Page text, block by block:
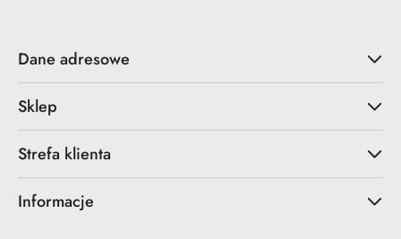
Dane adresowe
Sklep
Strefa klienta
Informacje